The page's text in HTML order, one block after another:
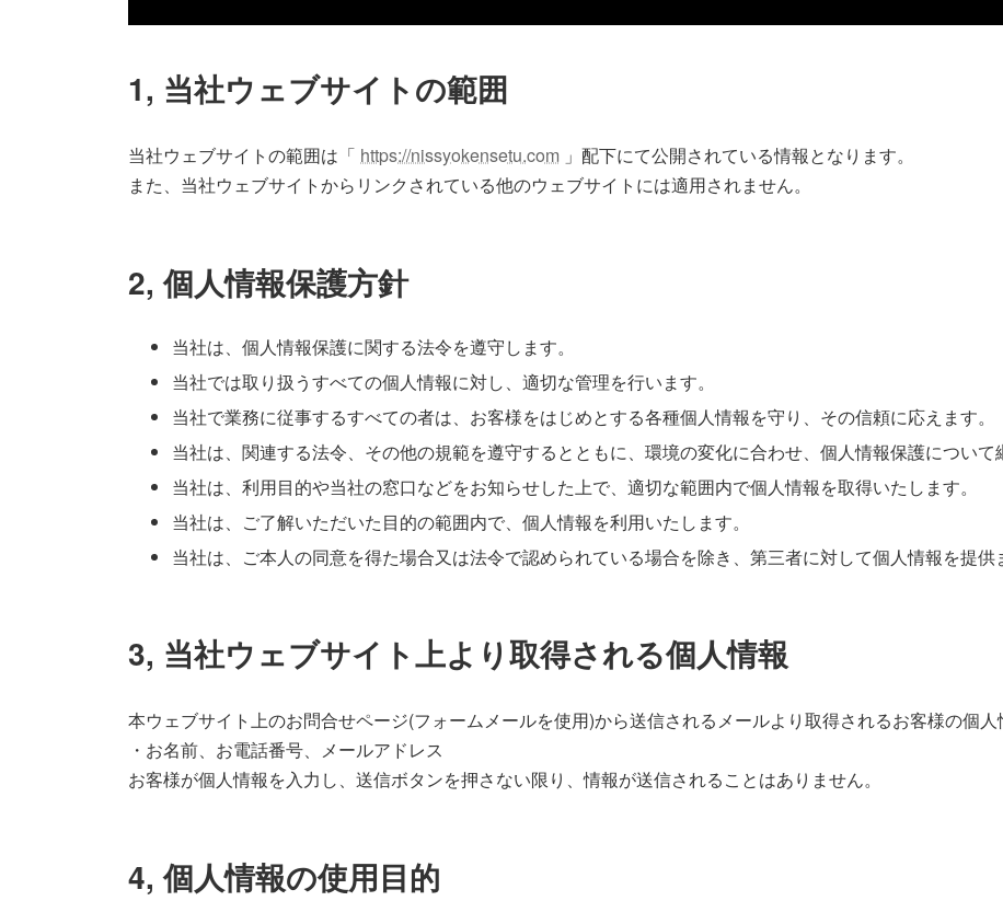
1, 当社ウェブサイトの範囲
当社ウェブサイトの範囲は「 https://nissyokensetu.com 」配下にて公開されている情報となります。
また、当社ウェブサイトからリンクされている他のウェブサイトには適用されません。
2, 個人情報保護方針
当社は、個人情報保護に関する法令を遵守します。
当社では取り扱うすべての個人情報に対し、適切な管理を行います。
当社で業務に従事するすべての者は、お客様をはじめとする各種個人情報を守り、その信頼に応えます。
当社は、関連する法令、その他の規範を遵守するとともに、環境の変化に合わせ、個人情報保護について
当社は、利用目的や当社の窓口などをお知らせした上で、適切な範囲内で個人情報を取得いたします。
当社は、ご了解いただいた目的の範囲内で、個人情報を利用いたします。
当社は、ご本人の同意を得た場合又は法令で認められている場合を除き、第三者に対して個人情報を提供
3, 当社ウェブサイト上より取得される個人情報
本ウェブサイト上のお問合せページ(フォームメールを使用)から送信されるメールより取得されるお客様の個人
・お名前、お電話番号、メールアドレス
お客様が個人情報を入力し、送信ボタンを押さない限り、情報が送信されることはありません。
4, 個人情報の使用目的